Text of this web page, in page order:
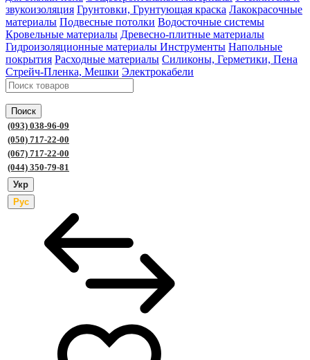
звукоизоляция Грунтовки, Грунтующая краска Лакокрасочные
материалы Подвесные потолки Водосточные системы
Кровельные материалы Древесно-плитные материалы
Гидроизоляционные материалы Инструменты Напольные
покрытия Расходные материалы Силиконы, Герметики, Пена
Стрейч-Пленка, Мешки Электрокабели
Поиск
(093) 038-96-09
(050) 717-22-00
(067) 717-22-00
(044) 350-79-81
Укр
Рус